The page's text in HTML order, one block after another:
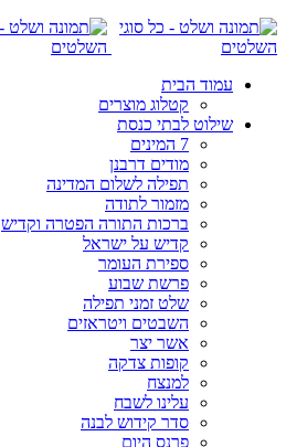
עמוד הבית
קטלוג מוצרים
שילוט לבתי כנסת
7 המינים
מודים דרבנן
תפילה לשלום המדינה
מזמור לתודה
ברכות התורה הפטרה וקדיש
קדיש על ישראל
ספירת העומר
פרשת שבוע
שלט זמני תפילה
השבטים ויטראזים
אשר יצר
קופות צדקה
למנצח
עלינו לשבח
סדר קידוש לבנה
פרנס היום